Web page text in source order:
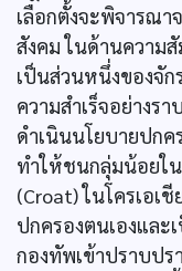
เลือกตั้งจะพิจารณา
สังคม ในด้านความ
เป็นส่วนหนึ่งของจัก
ความสำเร็จอย่างร
ดำเนินนโยบายปกค
ทำให้ชนกลุ่มน้อยใน
(Croat) ในโครเอเ
ปกครองตนเองและ
กองทัพเข้าปราบปร